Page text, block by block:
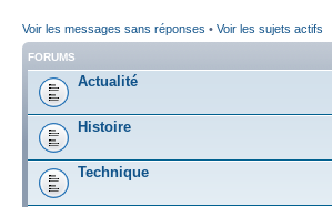
Voir les messages sans réponses • Voir les sujets actifs
FORUMS
Actualité
Histoire
Technique